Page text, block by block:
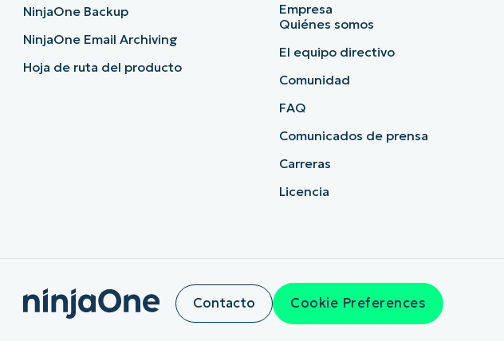
NinjaOne Backup
NinjaOne Email Archiving
Hoja de ruta del producto
Empresa
Quiénes somos
El equipo directivo
Comunidad
FAQ
Comunicados de prensa
Carreras
Licencia
Contacto Cookie Preferences